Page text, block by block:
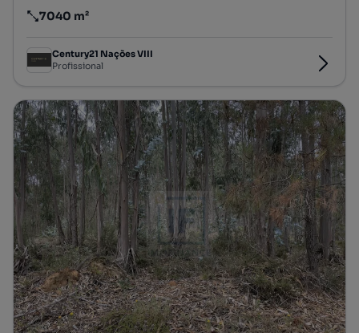
Preço por metro quadrado
7040 m²
Century21 Nações VIII
Profissional